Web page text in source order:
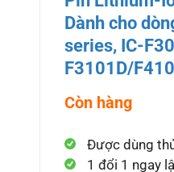
Dành cho
series, IC-
F3101D/
Còn hàng
Được dùng
1 đổi 1 ngay